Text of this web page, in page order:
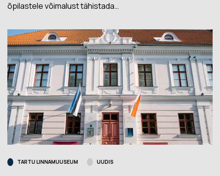
õpilastele võimalust tähistada…
TARTU LINNAMUUSEUM UUDIS